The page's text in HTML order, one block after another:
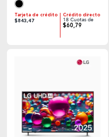
Tarjeta de crédito
$843,47
Crédito directo
18 Cuotas de
$60,79